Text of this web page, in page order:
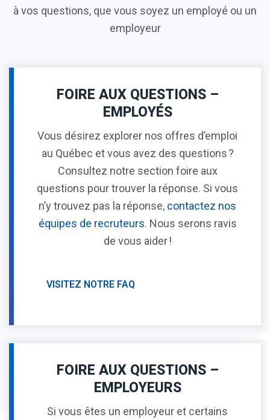
à vos questions, que vous soyez un employé ou un
employeur
FOIRE AUX QUESTIONS –
EMPLOYÉS
Vous désirez explorer nos offres d’emploi
au Québec et vous avez des questions ?
Consultez notre section foire aux
questions pour trouver la réponse. Si vous
n’y trouvez pas la réponse, contactez nos
équipes de recruteurs. Nous serons ravis
de vous aider !
VISITEZ NOTRE FAQ
FOIRE AUX QUESTIONS –
EMPLOYEURS
Si vous êtes un employeur et certains